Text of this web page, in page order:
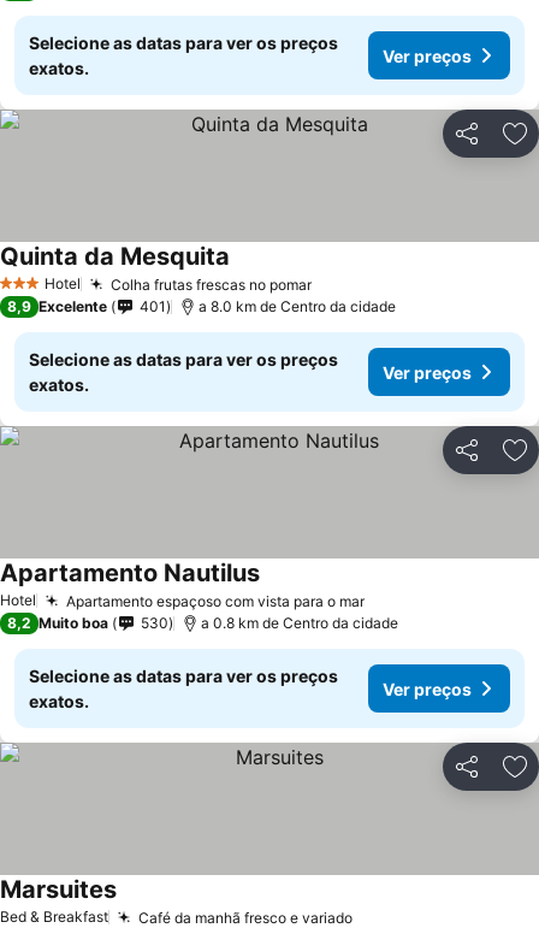
Selecione as datas para ver os preços
exatos.
Ver preços
Partilhar
3 EstrelasHotel Colha frutas frescas no pomar
Quinta da Mesquita
8,9 Excelente 401 a 8.0 km de Centro da cidade
Selecione as datas para ver os preços
exatos.
Ver preços
Partilhar
Hotel Apartamento espaçoso com vista para o mar
Apartamento Nautilus
8,2 Muito boa 530 a 0.8 km de Centro da cidade
Selecione as datas para ver os preços
exatos.
Ver preços
Partilhar
Bed & Breakfast Café da manhã fresco e variado
Marsuites